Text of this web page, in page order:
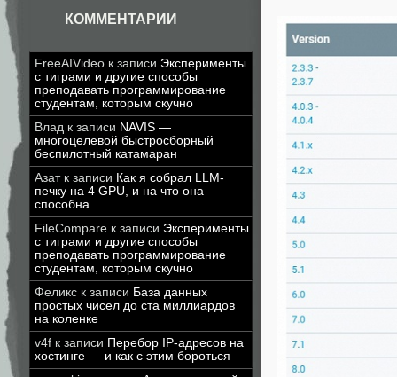
КОММЕНТАРИИ
FreeAIVideo к записи Эксперименты
с тиграми и другие способы
преподавать программирование
студентам, которым скучно
Влад к записи NAVIS —
многоцелевой быстросборный
беспилотный катамаран
Азатк записи Как я собрал LLM-
печку на 4 GPU, и на что она
способна
FileCompare к записи Эксперименты
с тиграми и другие способы
преподавать программирование
студентам, которым скучно
Феликс к записи База данных
простых чисел до ста миллиардов
на коленке
v4f к записи Перебор IP-адресов на
хостинге — и как с этим бороться